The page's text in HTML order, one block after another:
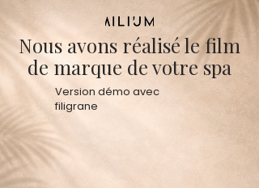
Nous avons réalisé le film
de marque de votre spa
Version démo avec
filigrane